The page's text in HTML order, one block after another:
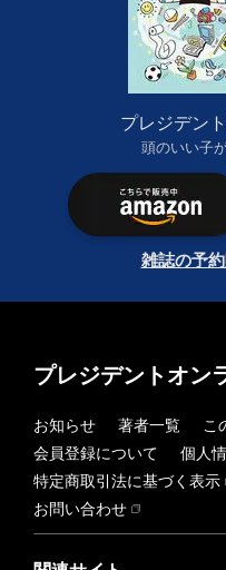
プレジデン
頭のいい子
雑誌の予
プレジデントオン
お知らせ 著者一覧
こ
会員登録について
個人
特定商取引法に基づく表示
お問い合わせ